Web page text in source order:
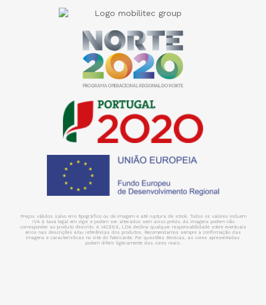
Preços válidos salvo erro tipográfico ou de imagem e até ruptura de stock. Todos os valores incluem
IVA à taxa legal em vigor e podem ser alterados sem aviso prévio. As imagens podem não
corresponder ao produto descrito. A IACESS, LDA declina qualquer responsabilidade sobre eventuais
erros nas descrições e/ou referências dos produtos. Recomendamos sempre a confirmação das
imagens e características no site do fabricante. Por questões técnicas, as cores apresentadas
podem diferir ligeiramente das cores reais.